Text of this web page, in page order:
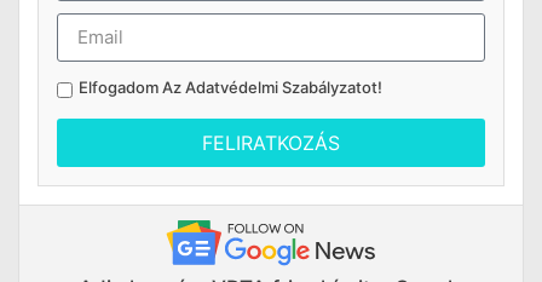
Elfogadom AzAdatvédelmi Szabályzatot!
FELIRATKOZÁS